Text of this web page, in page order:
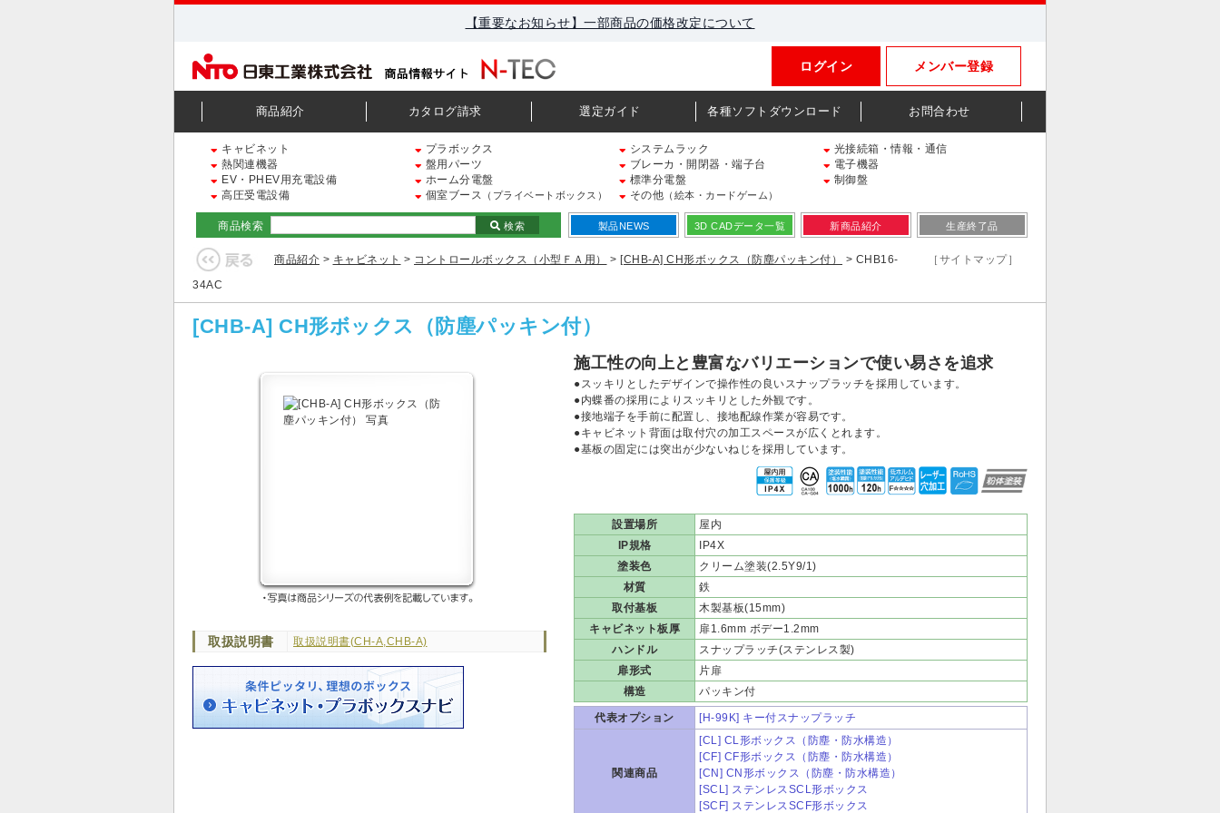
【重要なお知らせ】一部商品の価格改定について
メンバー登録
ログイン
商品紹介 カタログ請求 選定ガイド 各種ソフトダウンロード お問合わせ
キャビネット プラボックス システムラック
光接続箱・情報・通信
熱関連機器
盤用パーツ ブレーカ・開閉器・端子台
電子機器
EV・PHEV用充電設備
ホーム分電盤 標準分電盤
制御盤
高圧受電設備
個室ブース （プライベートボックス） その他 （絵本・カードゲーム）
商品検索 検索 製品NEWS 3D CADデータ一覧 新商品紹介 生産終了品
商品紹介 > キャビネット > コントロールボックス（小型ＦＡ用） > [CHB-A] CH形ボックス（防塵パッキン付）
> CHB16-
34AC
［サイトマップ］
[CHB-A] CH形ボックス（防塵パッキン付）
取扱説明書 取扱説明書(CH-A,CHB-A)
施工性の向上と豊富なバリエーションで使い易さを追求
●スッキリとしたデザインで操作性の良いスナップラッチを採用しています。
●内蝶番の採用によりスッキリとした外観です。
●接地端子を手前に配置し、接地配線作業が容易です。
●キャビネット背面は取付穴の加工スペースが広くとれます。
●基板の固定には突出が少ないねじを採用しています。
設置場所
屋内
IP規格
IP4X
塗装色
クリーム塗装(2.5Y9/1)
材質
鉄
取付基板
木製基板(15mm)
キャビネット板厚
扉1.6mm ボデー1.2mm
ハンドル
スナップラッチ(ステンレス製)
扉形式
片扉
構造
パッキン付
代表オプション [H-99K] キー付スナップラッチ
関連商品
[CL] CL形ボックス（防塵・防水構造）
[CF] CF形ボックス（防塵・防水構造）
[CN] CN形ボックス（防塵・防水構造）
[SCL] ステンレスSCL形ボックス
[SCF] ステンレスSCF形ボックス